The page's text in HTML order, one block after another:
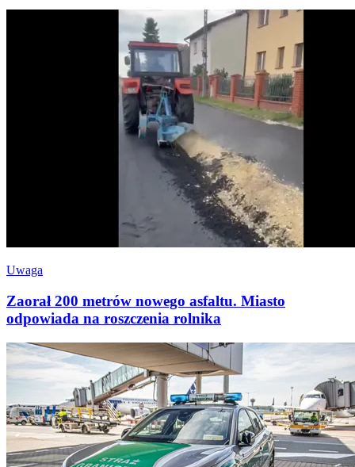
Uwaga
Zaorał 200 metrów nowego asfaltu. Miasto
odpowiada na roszczenia rolnika